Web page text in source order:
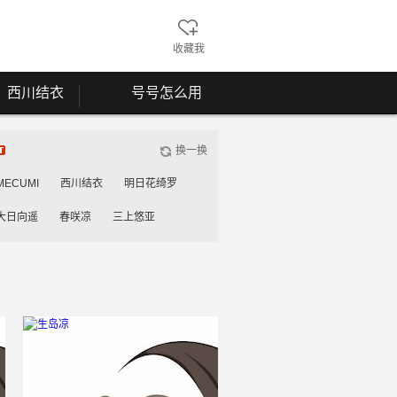
收藏我
西川结衣 号号怎么用
换一换
西川结衣 明日花绮罗
日向遥 春咲凉 三上悠亚